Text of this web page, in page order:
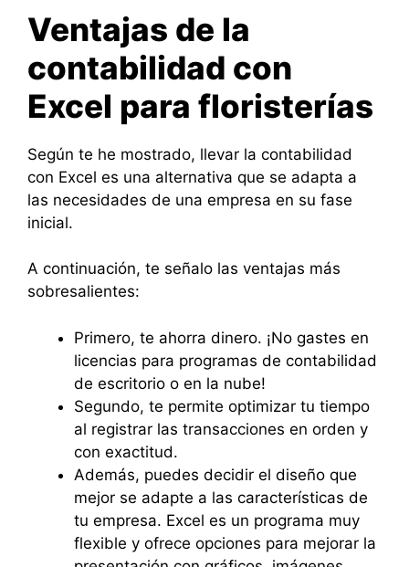
Ventajas de la
contabilidad con
Excel para floristerías
Según te he mostrado, llevar la contabilidad
con Excel es una alternativa que se adapta a
las necesidades de una empresa en su fase
inicial.
A continuación, te señalo las ventajas más
sobresalientes:
Primero, te ahorra dinero. ¡No gastes en
licencias para programas de contabilidad
de escritorio o en la nube!
Segundo, te permite optimizar tu tiempo
al registrar las transacciones en orden y
con exactitud.
Además, puedes decidir el diseño que
mejor se adapte a las características de
tu empresa. Excel es un programa muy
flexible y ofrece opciones para mejorar la